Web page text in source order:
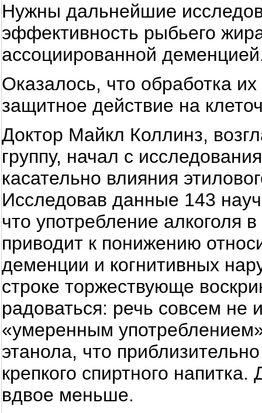
Нужны дальнейшие
эффективность рыбьего
ассоциированной
Оказалось, что обработка
защитное действие на
Доктор Майкл Коллинз,
группу, начал с
касательно влияния
Исследовав данные 143
что употребление алкоголя
приводит к понижению
деменции и когнитивных
строке торжествующе
радоваться: речь совсем не
«умеренным
этанола, что
крепкого спиртного
вдвое меньше.